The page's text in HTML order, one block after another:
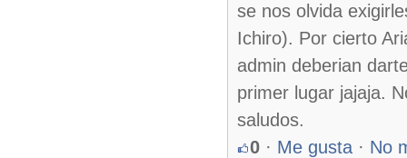
se nos olvida
Ichiro). Por cierto
admin deberian
primer lugar jajaja.
saludos.
0 · Me gusta · No